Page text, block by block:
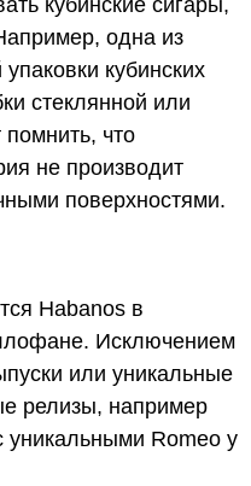
кубинские сигары,
одна из
кубинских
стеклянной или
что
не производит
поверхностями.
Habanos в
Исключением
или уникальные
релизы, например
Romeo y